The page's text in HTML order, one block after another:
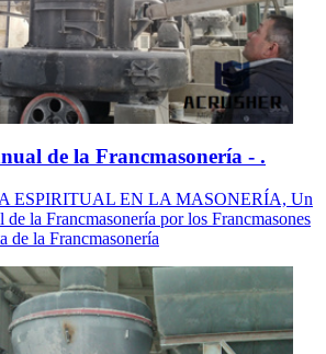
de la Francmasonería - .
ESPIRITUAL EN LA MASONERÍA, Un
de la Francmasonería por los Francmasones
de la Francmasonería